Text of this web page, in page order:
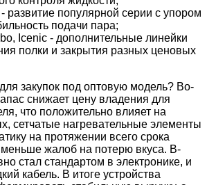
развитие популярной серии с упором
подачи пара;
Icenic - дополнительные линейки
полки и закрытия разных ценовых
закупок под оптовую модель? Во-
снижает цену владения для
что положительно влияет на
сетчатые нагревательные элементы
на протяжении всего срока
меньше жалоб на потерю вкуса. В-
стал стандартом в электронике, и
кабель. В итоге устройства